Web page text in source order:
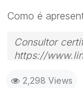
Como é
Consultor
https://
2,298 Views